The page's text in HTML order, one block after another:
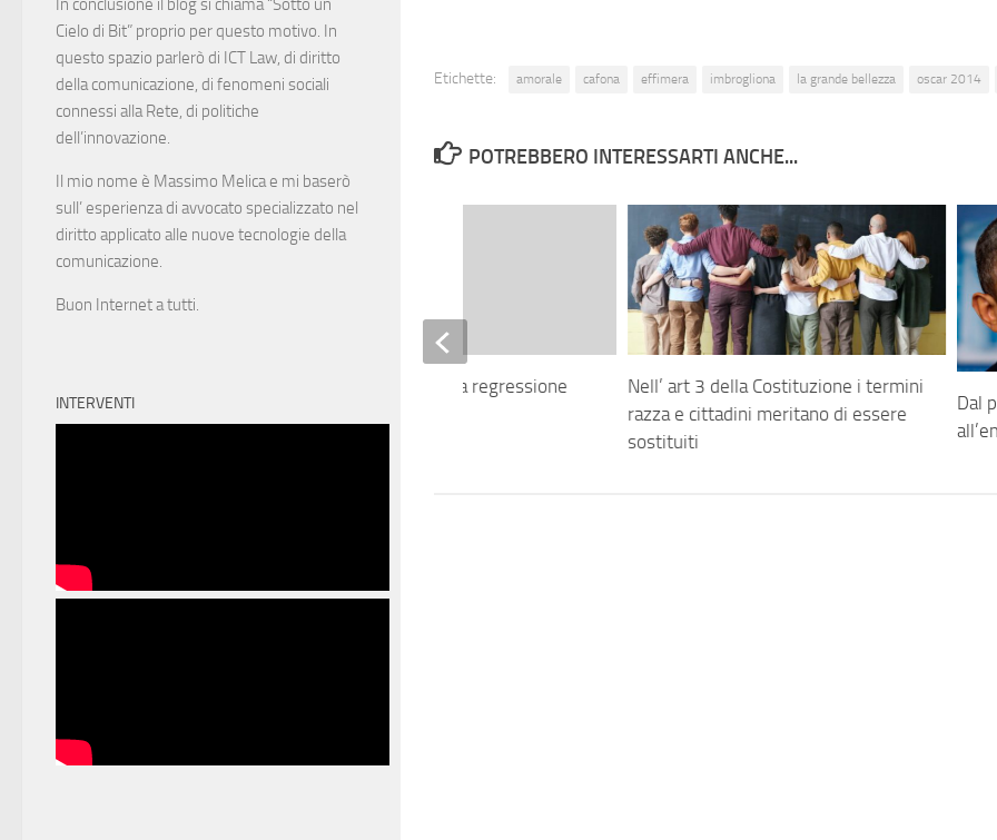
Etichette: amorale cafona effimera imbrogliona la grande bellezza oscar 2014
POTREBBERO INTERESSARTI ANCHE...
Nell’ art 3 della Costituzione i termini
razza e cittadini meritano di essere
sostituiti
Dal
Il senso della vita e la regressione
Cielo di Bit” proprio per questo motivo. In
questo spazio parlerò di ICT Law, di diritto
della comunicazione, di fenomeni sociali
connessi alla Rete, di politiche
dell’innovazione.
Il mio nome è Massimo Melica e mi baserò
sull’ esperienza di avvocato specializzato nel
diritto applicato alle nuove tecnologie della
comunicazione.
Buon Internet a tutti.
INTERVENTI